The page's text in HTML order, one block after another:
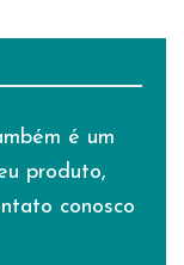
é um
produto,
conosco